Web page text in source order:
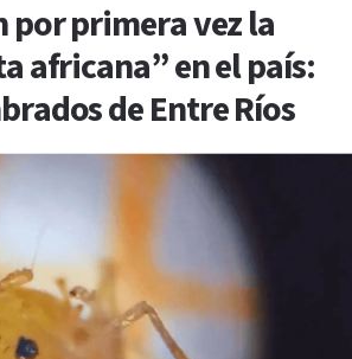
por primera vez la
africana” en el país:
de Entre Ríos